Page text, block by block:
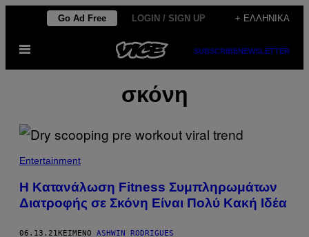
Μετάβαση
περιεχόμενο
Go Ad Free LOGIN / SIGN UP + ΕΛΛΗΝΙΚΆ
Ανοίξτε
μενού
SUBSCRIBENEWSLETTER
σκόνη
Entertainment
Η Κατανάλωση Fitness Συμπληρωμάτων
Διατροφής σε Σκόνη Είναι Πολύ Κακή Ιδέα
06.13.21 ΚΕΊΜΕΝΟ ASHWIN RODRIGUES